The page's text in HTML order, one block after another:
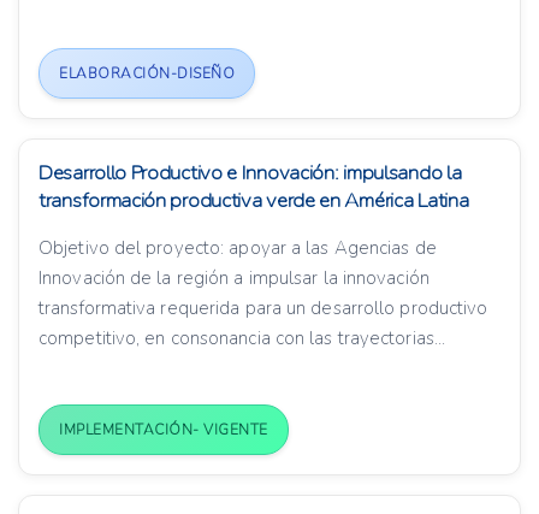
ELABORACIÓN-DISEÑO
Desarrollo Productivo e Innovación: impulsando la
transformación productiva verde en América Latina
Objetivo del proyecto: apoyar a las Agencias de
Innovación de la región a impulsar la innovación
transformativa requerida para un desarrollo productivo
competitivo, en consonancia con las trayectorias...
IMPLEMENTACIÓN- VIGENTE